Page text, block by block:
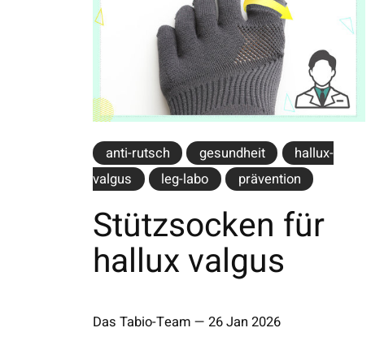
anti-rutsch gesundheit
hallux-
valgus
leg-labo prävention
Stützsocken für
hallux valgus
Das Tabio-Team — 26 Jan 2026